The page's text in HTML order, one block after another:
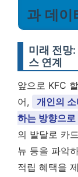
과 데이
미래 전망:
스 연계
앞으로 KFC
어,
개인의
하는 방향으
의 발달로 카
뉴 등을 파악
적립 혜택을